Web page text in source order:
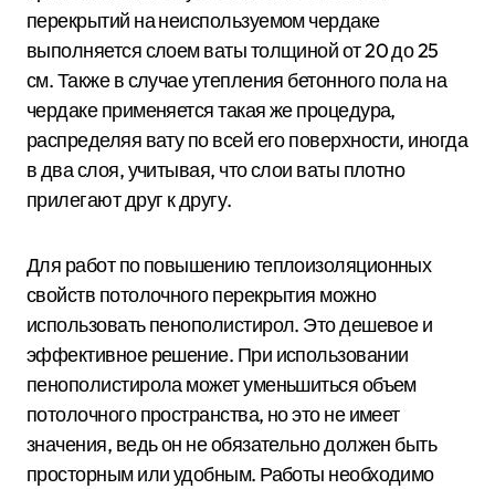
перекрытий на неиспользуемом чердаке
выполняется слоем ваты толщиной от 20 до 25
см. Также в случае утепления бетонного пола на
чердаке применяется такая же процедура,
распределяя вату по всей его поверхности, иногда
в два слоя, учитывая, что слои ваты плотно
прилегают друг к другу.
Для работ по повышению теплоизоляционных
свойств потолочного перекрытия можно
использовать пенополистирол. Это дешевое и
эффективное решение. При использовании
пенополистирола может уменьшиться объем
потолочного пространства, но это не имеет
значения, ведь он не обязательно должен быть
просторным или удобным. Работы необходимо